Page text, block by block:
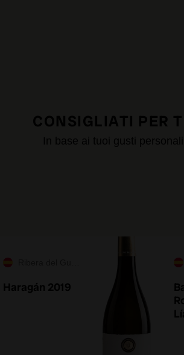
CONSIGLIATI PER
In base ai tuoi gusti personali
Haragán 2019